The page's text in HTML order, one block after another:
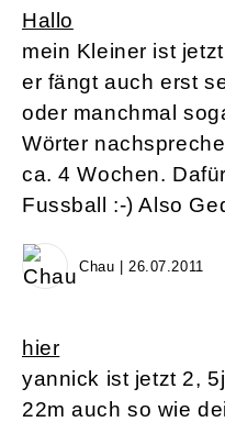
Hallo
mein Kleiner ist
er fängt auch erst
oder manchmal
Wörter
ca. 4 Wochen.
Fussball :-) Also
Chau | 26.07.2011
hier
yannick ist jetzt 2,
22m auch so wie